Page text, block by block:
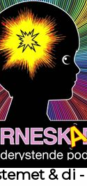
kanskje for
ved hodeskader
i landet man
& di -